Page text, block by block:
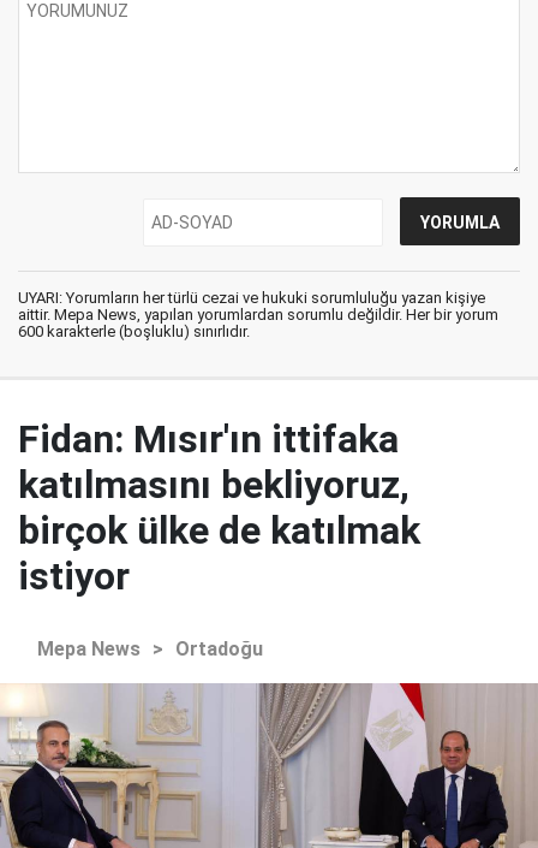
UYARI: Yorumların her türlü cezai ve hukuki sorumluluğu yazan kişiye
aittir. Mepa News, yapılan yorumlardan sorumlu değildir. Her bir yorum
600 karakterle (boşluklu) sınırlıdır.
Fidan: Mısır'ın ittifaka
katılmasını bekliyoruz,
birçok ülke de katılmak
istiyor
Mepa News > Ortadoğu